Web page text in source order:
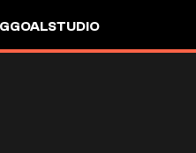
GOALSTUDIO